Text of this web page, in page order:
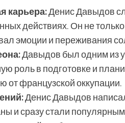
карьера:Денис Давыдов
действиях. Он не
эмоции и переживания
Давыдов был одним из
роль в подготовке и
от французской оккупации.
Денис Давыдов
и сразу стали